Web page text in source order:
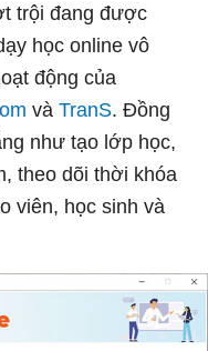
trội đang được
học online vô
động của
và TranS. Đồng
như tạo lớp học,
theo dõi thời khóa
viên, học sinh và